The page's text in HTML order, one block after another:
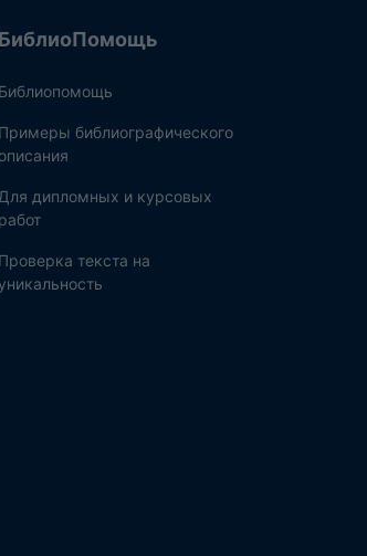
БиблиоПомощь
Библиопомощь
Примеры библиографического
описания
Для дипломных и курсовых
работ
Проверка текста на